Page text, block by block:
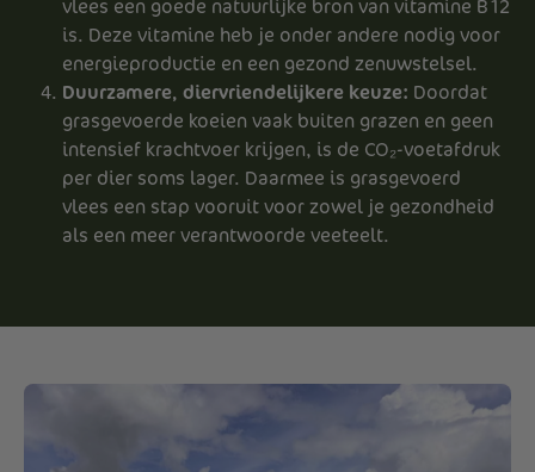
vlees een goede natuurlijke bron van vitamine B12
is. Deze vitamine heb je onder andere nodig voor
energieproductie en een gezond zenuwstelsel.
Duurzamere, diervriendelijkere keuze: Doordat
grasgevoerde koeien vaak buiten grazen en geen
intensief krachtvoer krijgen, is de CO₂-voetafdruk
per dier soms lager. Daarmee is grasgevoerd
vlees een stap vooruit voor zowel je gezondheid
als een meer verantwoorde veeteelt.